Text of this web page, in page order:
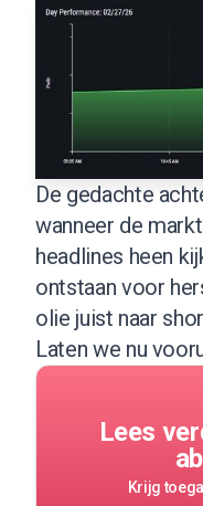
De gedachte
wanneer de
headlines heen
ontstaan voor
olie juist naar
Laten we nu
Lees
Krijg